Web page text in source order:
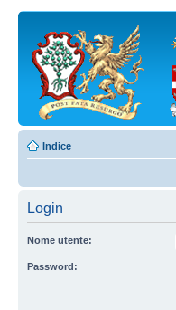
Indice
Login
Nome utente:
Password: